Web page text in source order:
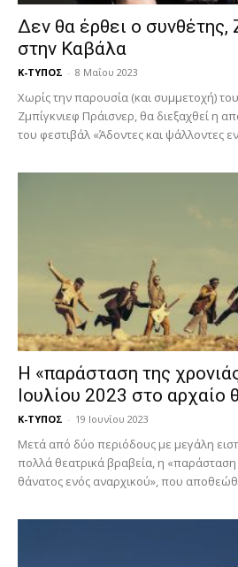
Δεν θα έρθει ο συνθέτης,
στην Καβάλα
Κ-ΤΥΠΟΣ - 8 Μαΐου 2023
Χωρίς την παρουσία (και συμμετοχή)
Ζμπίγκνιεφ Πράισνερ, θα διεξαχθεί η
του φεστιβάλ «Άδοντες και ψάλλοντες
Η «παράσταση της
Ιουλίου 2023 στο αρχαίο
Κ-ΤΥΠΟΣ - 19 Ιουνίου 2023
Μετά από δύο περιόδους με μεγάλη
πολλά θεατρικά βραβεία, η «παράσταση
θάνατος ενός αναρχικού», που